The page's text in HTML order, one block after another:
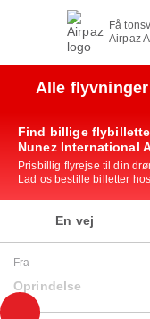
Få
Airpaz
Alle flyvninger
Find billige
Nunez International
Prisbillig flyrejse til din
Lad os bestille billetter
En vej
Fra
Oprindelse